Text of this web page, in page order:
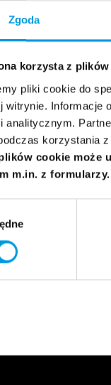
Zgoda
korzysta z
pliki cookie do
witrynie. Informacje
analitycznym.
korzystania z
cookie może
m.in. z formularzy.